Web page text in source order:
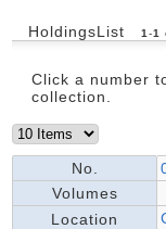
HoldingsList 1 -1
Click a number
collection.
No.
Volumes
Location